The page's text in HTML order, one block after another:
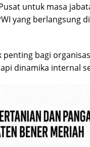
untuk masa
yang berlangsung
bagi
dinamika internal